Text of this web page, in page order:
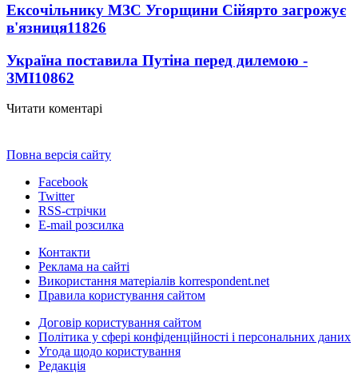
Ексочільнику МЗС Угорщини Сійярто загрожує
в'язниця11826
Україна поставила Путіна перед дилемою -
ЗМІ10862
Читати коментарі
Повна версія сайту
Facebook
Twitter
RSS-стрічки
E-mail розсилка
Контакти
Реклама на сайті
Використання матеріалів korrespondent.net
Правила користування сайтом
Договір користування сайтом
Політика у сфері конфіденційності і персональних даних
Угода щодо користування
Редакція